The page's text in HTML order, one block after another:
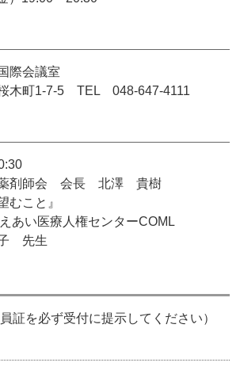
際会議室
木町1-7-5 TEL 048-647-4111
剤師会 会長 北澤 貴樹
むこと』
あい医療人権センターCOML
先生
を必ず受付に提示してください）